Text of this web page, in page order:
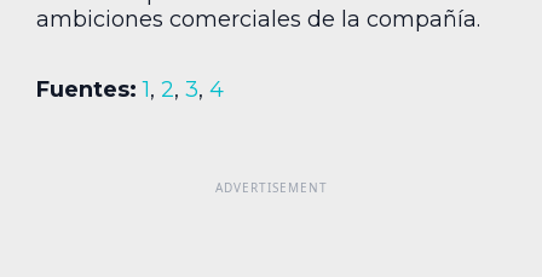
ambiciones comerciales de la compañía.
Fuentes: 1, 2, 3, 4